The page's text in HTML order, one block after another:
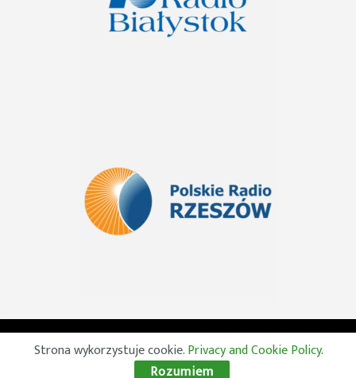
© 2026 Wszelkie prawa zastrzeżone. Radio Lublin S.A. w
likwidacji
Strona wykorzystuje cookie.Privacy and Cookie Policy.
Rozumiem